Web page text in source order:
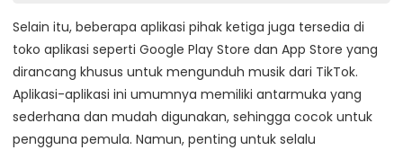
Selain itu, beberapa aplikasi pihak ketiga juga tersedia di
toko aplikasi seperti Google Play Store dan App Store yang
dirancang khusus untuk mengunduh musik dari TikTok.
Aplikasi-aplikasi ini umumnya memiliki antarmuka yang
sederhana dan mudah digunakan, sehingga cocok untuk
pengguna pemula. Namun, penting untuk selalu